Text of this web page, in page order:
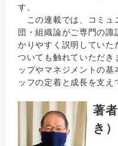
す。
この連載では、コミュ
団・組織論がご専門の諏
かりやすく説明していた
ついても触れていただき
ップやマネジメントの
ッフの定着と成長を支え
著
き）